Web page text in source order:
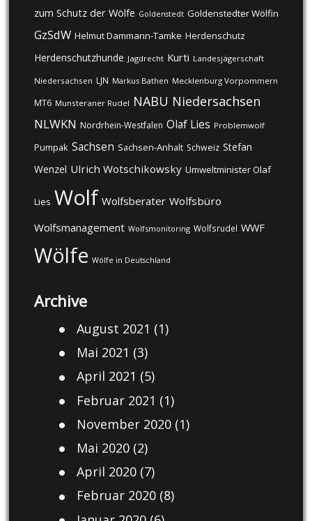
zum Schutz der Wölfe Goldenstedt Goldenstedter Wölfin
GzSdW Helmut Dammann-Tamke Herdenschutz
Herdenschutzhunde Jagdrecht Kurti Landesjägerschaft
Niedersachsen LJN Markus Bathen Mecklenburg Vorpommern
MT6 Munsteraner Rudel NABU Niedersachsen
NLWKN Nordrhein-Westfalen Olaf Lies Problemwolf
Pumpak Sachsen Sachsen-Anhalt Schweiz Stefan
Wenzel Ulrich Wotschikowsky Umweltminister Olaf
Lies Wolf Wolfsberater Wolfsbüro
Wolfsmanagement Wolfsmonitoring Wolfsrudel WWF
Wölfe Wölfe in Deutschland
Archive
August 2021 (1)
Mai 2021 (3)
April 2021 (5)
Februar 2021 (1)
November 2020(1)
Mai 2020(2)
April 2020(7)
Februar 2020(8)